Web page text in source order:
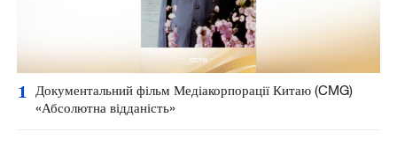
1
Документальний фільм Медіакорпорації Китаю (CMG)
«Абсолютна відданість»